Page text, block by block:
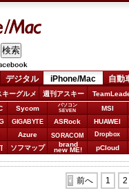
デジタル iPhone/Mac 自動
キーグルメ 週刊アスキー
Sycom
パソコン
SEVEN
MSI
GIGABYTE ASRock HUAWEI
Azure SORACOM Dropbox
ソフマップ brand
new ME! pCloud
前へ 1 2